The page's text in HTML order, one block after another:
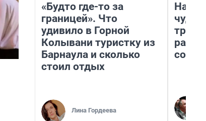
«Будто где-то за
границей». Что
удивило в Горной
Колывани туристку из
Барнаула и сколько
стоил отдых
Лина Гордеева